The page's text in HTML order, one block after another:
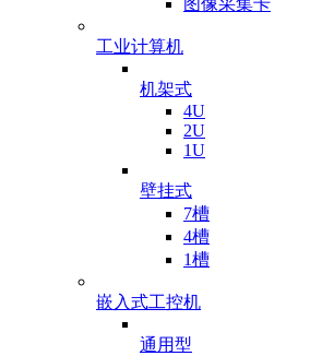
工业计算机
机架式
4U
2U
1U
壁挂式
7槽
4槽
1槽
嵌入式工控机
通用型